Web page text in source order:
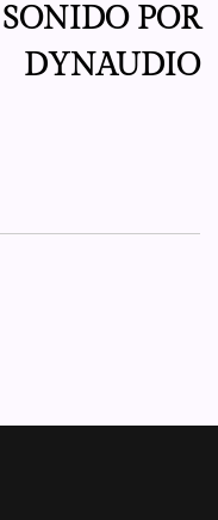
SONIDO POR
DYNAUDIO